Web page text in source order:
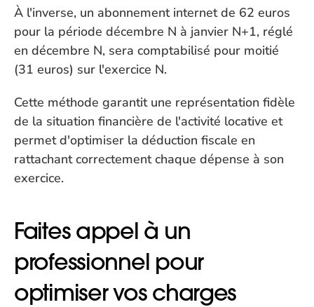
À l'inverse, un abonnement internet de 62 euros
pour la période décembre N à janvier N+1, réglé
en décembre N, sera comptabilisé pour moitié
(31 euros) sur l'exercice N.
Cette méthode garantit une représentation fidèle
de la situation financière de l'activité locative et
permet d'optimiser la déduction fiscale en
rattachant correctement chaque dépense à son
exercice.
Faites appel à un
professionnel pour
optimiser vos charges